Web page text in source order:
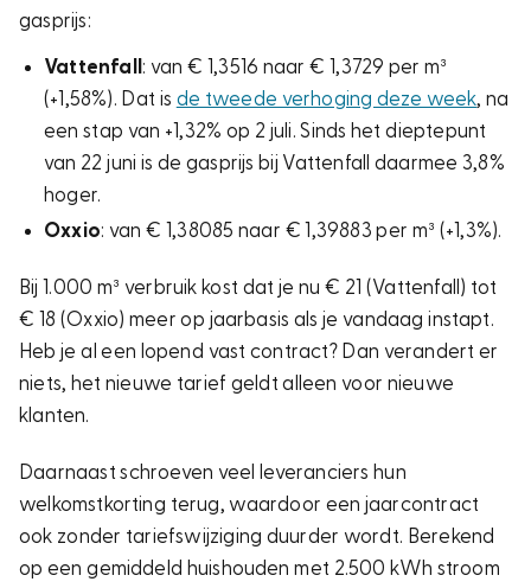
gasprijs:
Vattenfall : van € 1,3516 naar € 1,3729 per m³
(+1,58%). Dat is de tweede verhoging deze week, na
een stap van +1,32% op 2 juli. Sinds het dieptepunt
van 22 juni is de gasprijs bij Vattenfall daarmee 3,8%
hoger.
Oxxio: van € 1,38085 naar € 1,39883 per m³ (+1,3%).
Bij 1.000 m³ verbruik kost dat je nu € 21 (Vattenfall) tot
€ 18 (Oxxio) meer op jaarbasis als je vandaag instapt.
Heb je al een lopend vast contract? Dan verandert er
niets, het nieuwe tarief geldt alleen voor nieuwe
klanten.
Daarnaast schroeven veel leveranciers hun
welkomstkorting terug, waardoor een jaarcontract
ook zonder tariefswijziging duurder wordt. Berekend
op een gemiddeld huishouden met 2.500 kWh stroom